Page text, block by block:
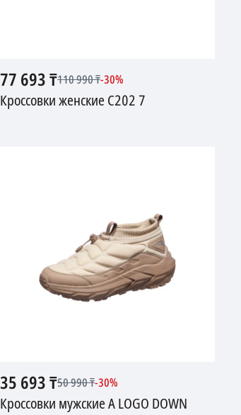
77 693₸110 990₸-30%
Кроссовки женские C202 7
35 693₸50 990₸-30%
Кроссовки мужские A LOGO DOWN